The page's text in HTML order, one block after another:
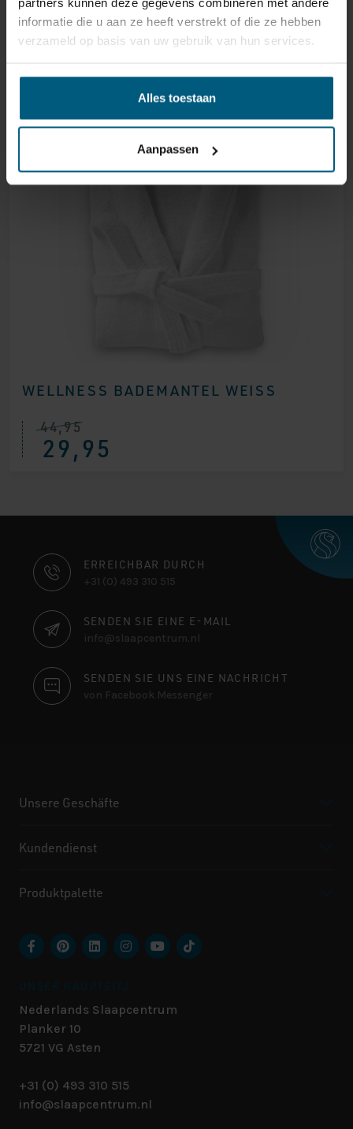
informatie die u aan ze heeft verstrekt of die ze hebben
verzameld op basis van uw gebruik van hun services.
Alles toestaan
Aanpassen
44,95
29,95
WELLNESS BADEMANTEL WEISS
44,95
29,95
KONTAKTINFORMATIONEN
ERREICHBAR DURCH
+31 (0) 493 310 515
SENDEN SIE EINE E-MAIL
info@slaapcentrum.nl
SENDEN SIE UNS EINE NACHRICHT
von Facebook Messenger
Unsere Geschäfte
Kundendienst
Produktpalette
Nederlands Slaapcentrum
Planker 10
5721 VG Asten
+31 (0) 493 310 515
info@slaapcentrum.nl